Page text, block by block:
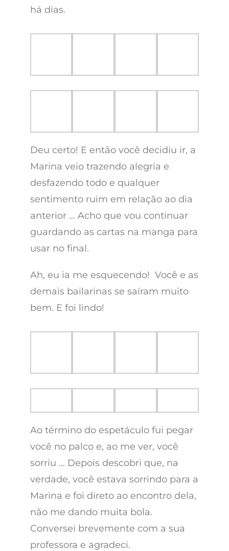
há dias.
Deu certo! E então você decidiu ir, a
Marina veio trazendo alegria e
desfazendo todo e qualquer
sentimento ruim em relação ao dia
anterior … Acho que vou continuar
guardando as cartas na manga para
usar no final.
Ah, eu ia me esquecendo! Você e as
demais bailarinas se saíram muito
bem. E foi lindo!
Ao término do espetáculo fui pegar
você no palco e, ao me ver, você
sorriu … Depois descobri que, na
verdade, você estava sorrindo para a
Marina e foi direto ao encontro dela,
não me dando muita bola.
Conversei brevemente com a sua
professora e agradeci.